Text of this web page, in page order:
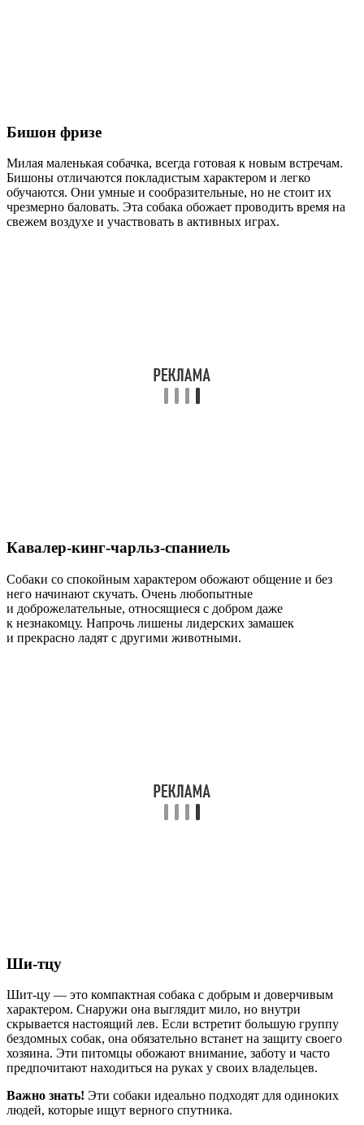
Бишон фризе
Милая маленькая собачка, всегда готовая к новым встречам.
Бишоны отличаются покладистым характером и легко
обучаются. Они умные и сообразительные, но не стоит их
чрезмерно баловать. Эта собака обожает проводить время на
свежем воздухе и участвовать в активных играх.
Кавалер-кинг-чарльз-спаниель
Собаки со спокойным характером обожают общение и без
него начинают скучать. Очень любопытные
и доброжелательные, относящиеся с добром даже
к незнакомцу. Напрочь лишены лидерских замашек
и прекрасно ладят с другими животными.
Ши-тцу
Шит-цу — это компактная собака с добрым и доверчивым
характером. Снаружи она выглядит мило, но внутри
скрывается настоящий лев. Если встретит большую группу
бездомных собак, она обязательно встанет на защиту своего
хозяина. Эти питомцы обожают внимание, заботу и часто
предпочитают находиться на руках у своих владельцев.
Важно знать! Эти собаки идеально подходят для одиноких
людей, которые ищут верного спутника.